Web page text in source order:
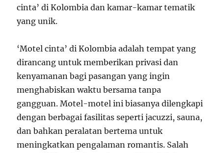
cinta’ di Kolombia dan kamar-kamar tematik
yang unik.
‘Motel cinta’ di Kolombia adalah tempat yang
dirancang untuk memberikan privasi dan
kenyamanan bagi pasangan yang ingin
menghabiskan waktu bersama tanpa
gangguan. Motel-motel ini biasanya dilengkapi
dengan berbagai fasilitas seperti jacuzzi, sauna,
dan bahkan peralatan bertema untuk
meningkatkan pengalaman romantis. Salah